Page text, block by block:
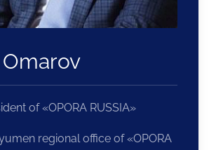
of «OPORA RUSSIA»
regional office of «OPORA